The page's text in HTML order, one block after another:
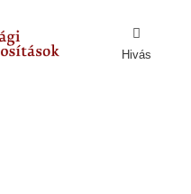
Hivás